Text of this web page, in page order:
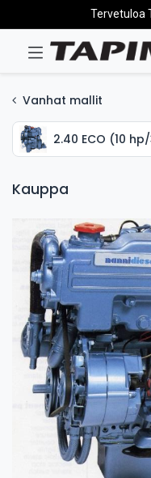
Tervetuloa
Vanhat mallit
2.40 ECO (10
Kauppa